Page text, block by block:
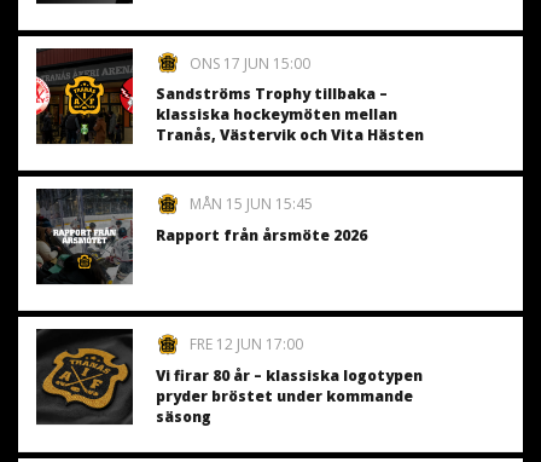
ONS 17 JUN 15:00
Sandströms Trophy tillbaka –
klassiska hockeymöten mellan
Tranås, Västervik och Vita Hästen
MÅN 15 JUN 15:45
Rapport från årsmöte 2026
FRE 12 JUN 17:00
Vi firar 80 år – klassiska logotypen
pryder bröstet under kommande
säsong